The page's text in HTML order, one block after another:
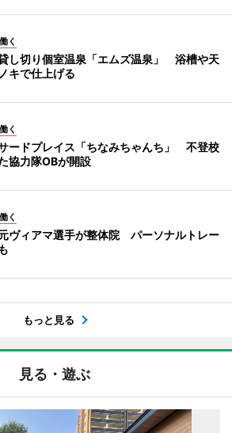
く
し切り個室温泉「エムズ温泉」 浴槽や天
キで仕上げる
く
ードプレイス「ちなみちゃんち」 不登校
協力隊OBが開設
く
ヴィアマ選手が整体院 パーソナルトレー
もっと見る
見る・遊ぶ